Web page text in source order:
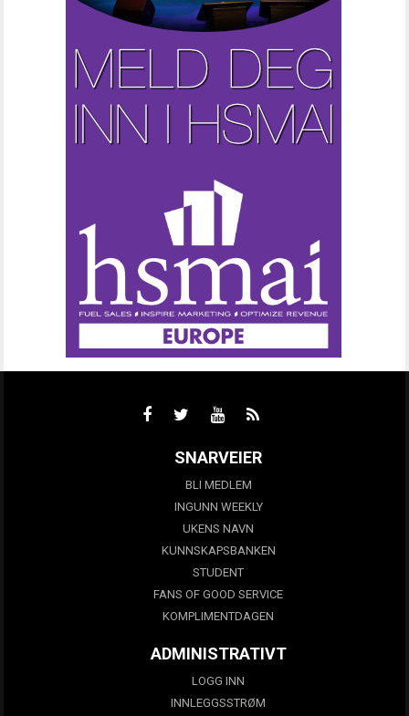
SNARVEIER
BLI MEDLEM
INGUNN WEEKLY
UKENS NAVN
KUNNSKAPSBANKEN
STUDENT
FANS OF GOOD SERVICE
KOMPLIMENTDAGEN
ADMINISTRATIVT
LOGG INN
INNLEGGSSTRØM